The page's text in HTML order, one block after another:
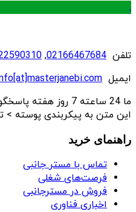
.
تلفن 02166467684
,
ایمیل
ما 24 ساعته 7 روز
این متن به پیکربندی پوسته >
راهنمای خرید
تماس با مستر جانبی
فرصت‌های شغلی
فروش در مسترجانبی
اخباری فناوری